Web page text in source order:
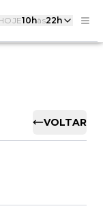
10hàs22h
VOLTAR